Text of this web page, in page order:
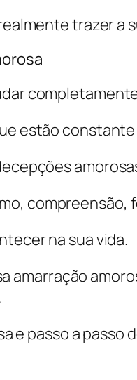
trazer a
estão constante
compreensão,
na sua vida.
amarração
e passo a passo